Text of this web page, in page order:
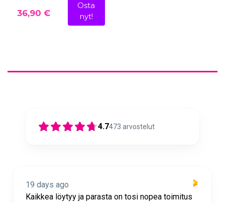
36,90 €
Osta
nyt!
4.7473 arvostelut
19 days ago
Kaikkea löytyy ja parasta on tosi nopea toimitus